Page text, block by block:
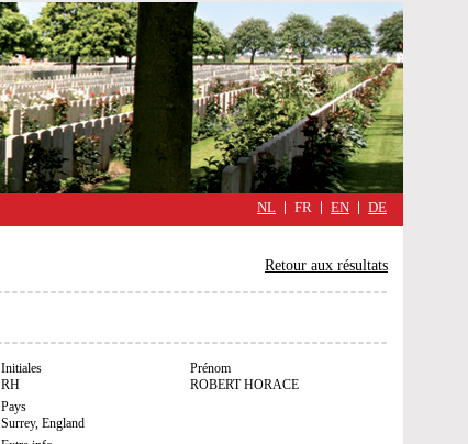
military
cimmetary,
Réflexions
d'une
quotidienne
NL FR EN DE
Retour aux résultats
Initiales
RH
Prénom
ROBERT HORACE
Pays
Surrey, England